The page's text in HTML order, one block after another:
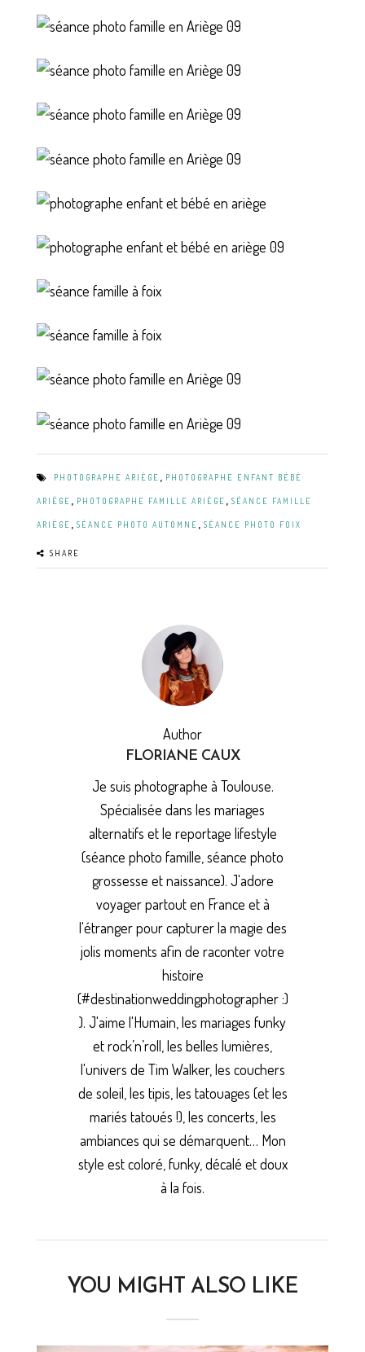
PHOTOGRAPHE ARIÈGE PHOTOGRAPHE ENFANT BÉBÉ
ARIÈGE PHOTOGRAPHE FAMILLE ARIÈGE SÉANCE FAMILLE
ARIÈGE SÉANCE PHOTO AUTOMNE SÉANCE PHOTO FOIX
SHARE
Author
FLORIANE CAUX
Je suis photographe à Toulouse.
Spécialisée dans les mariages
alternatifs et le reportage lifestyle
(séance photo famille, séance photo
grossesse et naissance). J'adore
voyager partout en France et à
l'étranger pour capturer la magie des
jolis moments afin de raconter votre
histoire
(#destinationweddingphotographer :)
). J'aime l'Humain, les mariages funky
et rock’n’roll, les belles lumières,
l'univers de Tim Walker, les couchers
de soleil, les tipis, les tatouages (et les
mariés tatoués !), les concerts, les
ambiances qui se démarquent… Mon
style est coloré, funky, décalé et doux
à la fois.
YOU MIGHT ALSO LIKE